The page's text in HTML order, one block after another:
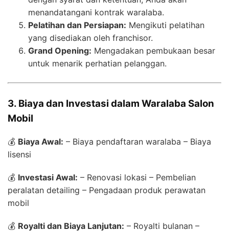
menandatangani kontrak waralaba.
Pelatihan dan Persiapan: Mengikuti pelatihan
yang disediakan oleh franchisor.
Grand Opening: Mengadakan pembukaan besar
untuk menarik perhatian pelanggan.
3. Biaya dan Investasi dalam Waralaba Salon
Mobil
💰 Biaya Awal: – Biaya pendaftaran waralaba – Biaya
lisensi
💰 Investasi Awal: – Renovasi lokasi – Pembelian
peralatan detailing – Pengadaan produk perawatan
mobil
💰 Royalti dan Biaya Lanjutan: – Royalti bulanan –